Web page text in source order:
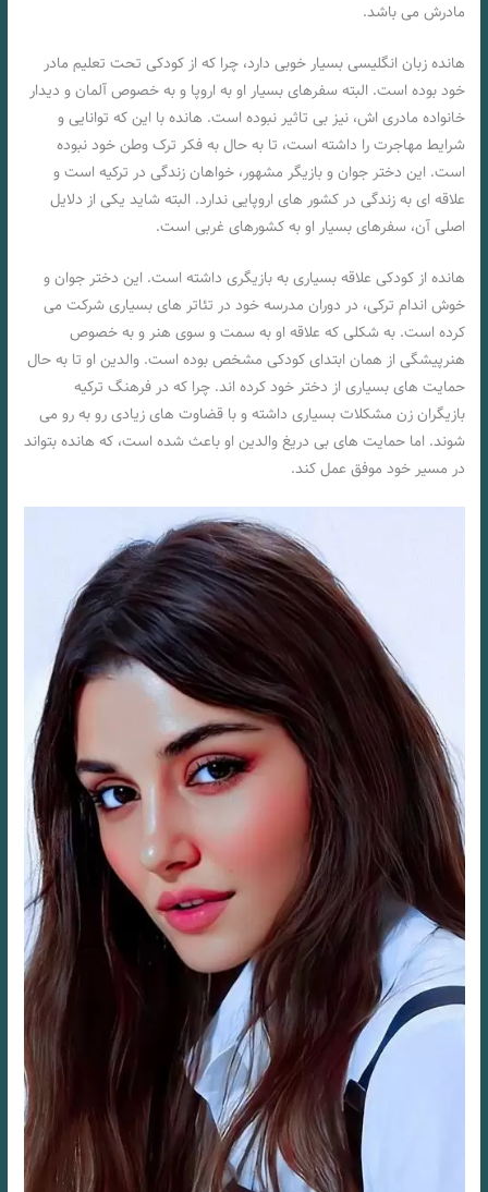
مادرش می باشد.
هانده زبان انگلیسی بسیار خوبی دارد، چرا که از کودکی تحت تعلیم مادر
خود بوده است. البته سفرهای بسیار او به اروپا و به خصوص آلمان و دیدار
خانواده مادری اش، نیز بی تاثیر نبوده است. هانده با این که توانایی و
شرایط مهاجرت را داشته است، تا به حال به فکر ترک وطن خود نبوده
است. این دختر جوان و بازیگر مشهور، خواهان زندگی در ترکیه است و
علاقه ای به زندگی در کشور های اروپایی ندارد. البته شاید یکی از دلایل
اصلی آن، سفرهای بسیار او به کشورهای غربی است.
هانده از کودکی علاقه بسیاری به بازیگری داشته است. این دختر جوان و
خوش اندام ترکی، در دوران مدرسه خود در تئاتر های بسیاری شرکت می
کرده است. به شکلی که علاقه او به سمت و سوی هنر و به خصوص
هنرپیشگی از همان ابتدای کودکی مشخص بوده است. والدین او تا به حال
حمایت های بسیاری از دختر خود کرده اند. چرا که در فرهنگ ترکیه
بازیگران زن مشکلات بسیاری داشته و با قضاوت های زیادی رو به رو می
شوند. اما حمایت های بی دریغ والدین او باعث شده است، که هانده بتواند
در مسیر خود موفق عمل کند.